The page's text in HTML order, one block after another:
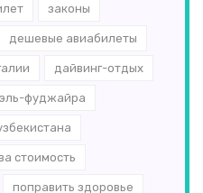
законы
дешевые авиабилеты
дайвинг-отдых
эль-­фуджайра
стоимость
поправить здоровье